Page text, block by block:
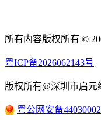
所有内容版权所有 ©
粤ICP备2026062143号
版权所有@深圳市启元
粤公网安备